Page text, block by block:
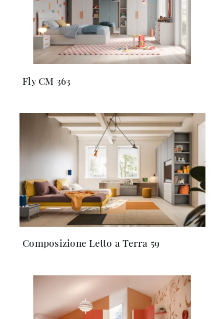
Fly CM 363
Composizione Letto a Terra 59